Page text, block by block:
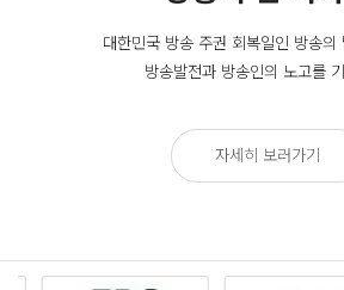
대한민국 방송 주권 회복일인 방송의
방송발전과 방송인의 노고를
자세히 보러가기